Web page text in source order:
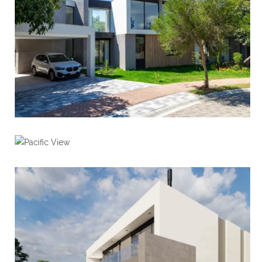
View portfolio: Pacific View
Pacific View
View portfolio: Punta Cana
Punta Cana